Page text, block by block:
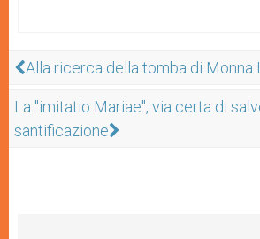
Alla ricerca della tomba di Monna
La "imitatio Mariae", via certa di
santificazione